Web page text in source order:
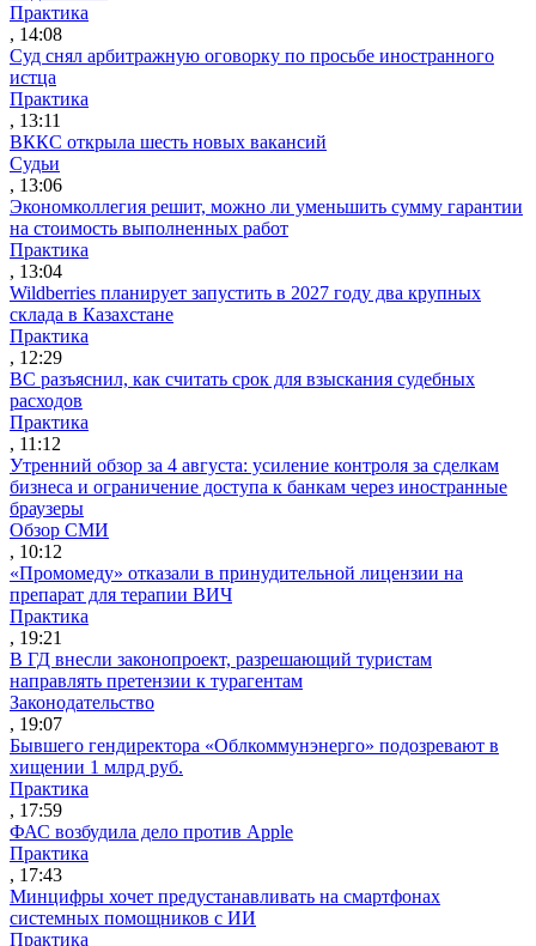
Практика
, 14:08
Суд снял арбитражную оговорку по просьбе иностранного
истца
Практика
, 13:11
ВККС открыла шесть новых вакансий
Судьи
, 13:06
Экономколлегия решит, можно ли уменьшить сумму гарантии
на стоимость выполненных работ
Практика
, 13:04
Wildberries планирует запустить в 2027 году два крупных
склада в Казахстане
Практика
, 12:29
ВС разъяснил, как считать срок для взыскания судебных
расходов
Практика
, 11:12
Утренний обзор за 4 августа: усиление контроля за сделкам
бизнеса и ограничение доступа к банкам через иностранные
браузеры
Обзор СМИ
, 10:12
«Промомеду» отказали в принудительной лицензии на
препарат для терапии ВИЧ
Практика
, 19:21
В ГД внесли законопроект, разрешающий туристам
направлять претензии к турагентам
Законодательство
, 19:07
Бывшего гендиректора «Облкоммунэнерго» подозревают в
хищении 1 млрд руб.
Практика
, 17:59
ФАС возбудила дело против Apple
Практика
, 17:43
Минцифры хочет предустанавливать на смартфонах
системных помощников с ИИ
Практика